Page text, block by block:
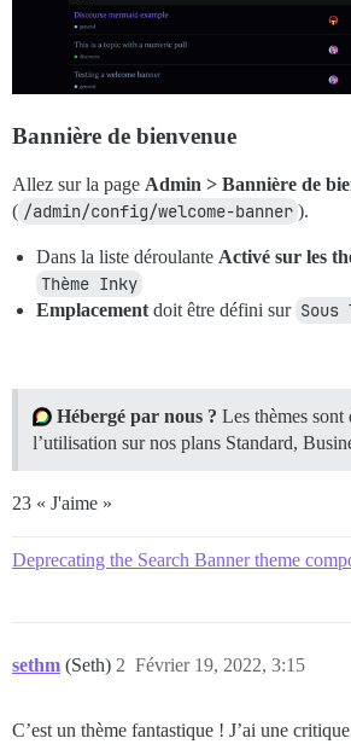
Bannière de bienvenue
Allez sur la page Admin > Bannière de
( /admin/config/welcome-banner ).
Dans la liste déroulante Activé sur les
Thème Inky
Emplacement doit être défini sur
Hébergé par nous ? Les thèmes sont
l’utilisation sur nos plans Standard,
23 « J'aime »
Deprecating the Search Banner theme
sethm (Seth) Février 19, 2022, 3:15
2
C’est un thème fantastique ! J’ai une